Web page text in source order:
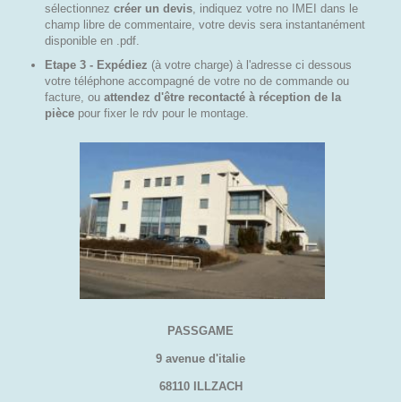
sélectionnez créer un devis , indiquez votre no IMEI dans le
champ libre de commentaire, votre devis sera instantanément
disponible en .pdf.
Etape 3 - Expédiez (à votre charge) à l'adresse ci dessous
votre téléphone accompagné de votre no de commande ou
facture, ou attendez d'être recontacté à réception de la
pièce pour fixer le rdv pour le montage.
PASSGAME
9 avenue d'italie
68110 ILLZACH